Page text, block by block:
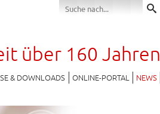
über 160 Jahren
& DOWNLOADS ONLINE-PORTAL NEWS